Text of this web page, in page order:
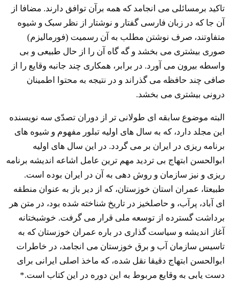
تاکید برمسائلی می انجامد که همه برآن توافق دارند. مضافا از
آن جا که در زبان فارسی گفتار و نوشتار از نظر سبک و شیوه
متفاوتند، صرف نوشتن مطلب به آن رسمیت (فورمالیزم)
صوری بیشتری می بخشد و گه گاه آن را از حال طبیعی و بی
واسطه بیرون می آورد. در برابر، همکاری چند جانبه وقایع را از
صافی چند حافظه می گذراند و در نتیجه به محتوا اطمینان
درونی بیشتری می بخشد.
البته موضوع سابقه ای طولانی تر از دوران تصدّی سه نویسنده
این مجلد دارد، که به سال های اولیه تبلور مفهوم و شیوه های
برنامه ریزی در ایران بر می گردد. در این سال های اولیه
ابوالحسن ابتهاج بی تردید مهم ترین عامل اشاعه اندیشه برنامه
ریزی و نیز سازمان و روش دهی به آن در ایران بوده است.
طبیعتا، عمران استان خوزستان، که از دیر باز به عنوان منطقه
ای آباد، پرآب، و حاصلخیز در تاریخ شناخته شده بود، در متن هر
برداشت گسترده از توسعه ملی قرار می گرفت. خوشبختانه
آغاز اندیشه و سیاست گذاری در باره عمران خوزستان که به
تاسیس سازمان آب و برق خوزستان می انجامد، در خاطرات
ابوالحسن ابتهاج دقیقا نقل شده، که ماخذ اصلی ایرانی برای
دست یابی به وقایع مربوط به این دوره در این کتاب است.*